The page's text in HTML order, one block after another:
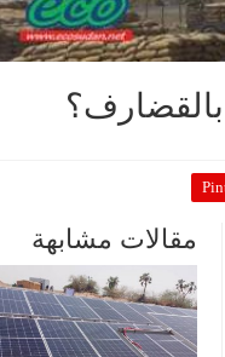
مقالات مشابهة